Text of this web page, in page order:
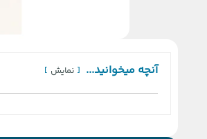
آنچه میخوانید... نمایش